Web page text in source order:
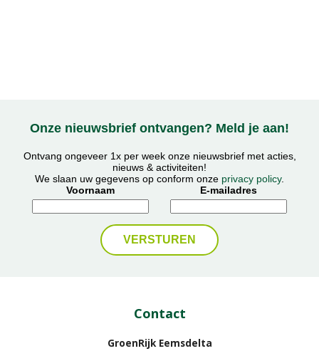
Onze nieuwsbrief ontvangen? Meld je aan!
Ontvang ongeveer 1x per week onze nieuwsbrief met acties,
nieuws & activiteiten!
We slaan uw gegevens op conform onze privacy policy.
Voornaam
E-mailadres
Contact
GroenRijk Eemsdelta